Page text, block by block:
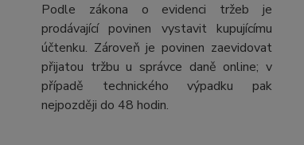
Podle zákona o evidenci tržeb je
prodávající povinen vystavit kupujícímu
účtenku. Zároveň je povinen zaevidovat
přijatou tržbu u správce daně online; v
případě technického výpadku pak
nejpozději do 48 hodin.